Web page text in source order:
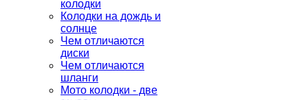
колодки
Колодки на дождь и
солнце
Чем отличаются
диски
Чем отличаются
шланги
Мото колодки - две